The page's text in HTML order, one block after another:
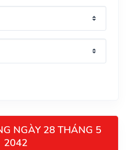
NGÀY 28 THÁNG 5
2042